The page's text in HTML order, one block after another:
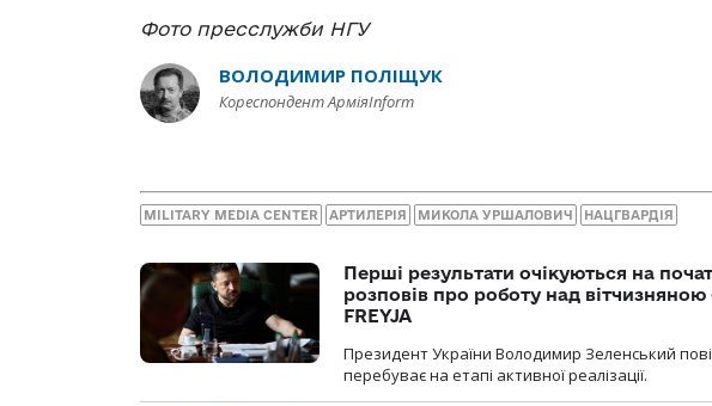
Фото пресслужби НГУ
ВОЛОДИМИР ПОЛІЩУК
Кореспондент АрміяInform
MILITARY MEDIA CENTER АРТИЛЕРІЯ МИКОЛА УРШАЛОВИЧ НАЦГВАРДІЯ
Перші результати очікуються на
розповів про роботу над
FREYJA
Президент України Володимир Зеленський
перебуває на етапі активної реалізації.